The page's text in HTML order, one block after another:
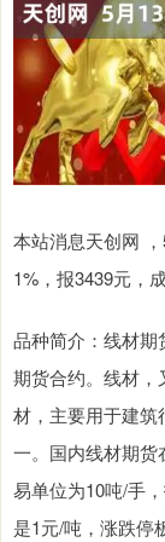
本站消息天创网
1%，报3439元，
品种简介：线材期
期货合约。线材，
材，主要用于建筑
一。国内线材期货
易单位为10吨/手
是1元/吨，涨跌停